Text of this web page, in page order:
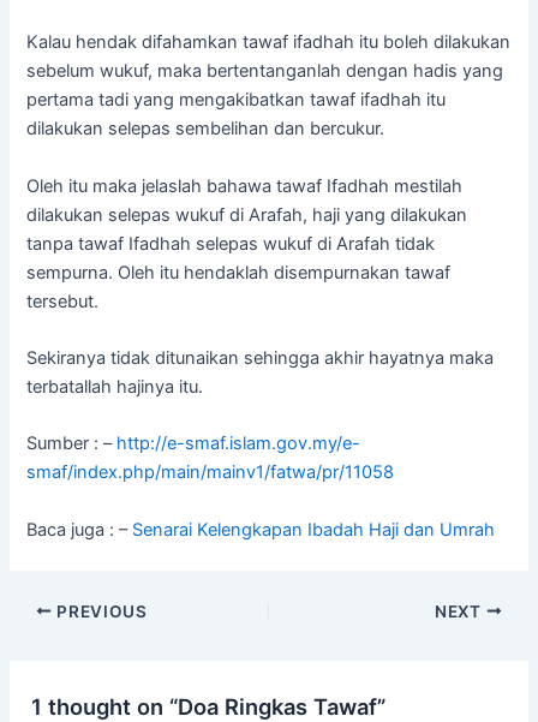
Kalau hendak difahamkan tawaf ifadhah itu boleh dilakukan
sebelum wukuf, maka bertentanganlah dengan hadis yang
pertama tadi yang mengakibatkan tawaf ifadhah itu
dilakukan selepas sembelihan dan bercukur.
Oleh itu maka jelaslah bahawa tawaf Ifadhah mestilah
dilakukan selepas wukuf di Arafah, haji yang dilakukan
tanpa tawaf Ifadhah selepas wukuf di Arafah tidak
sempurna. Oleh itu hendaklah disempurnakan tawaf
tersebut.
Sekiranya tidak ditunaikan sehingga akhir hayatnya maka
terbatallah hajinya itu.
Sumber : – http://e-smaf.islam.gov.my/e-
smaf/index.php/main/mainv1/fatwa/pr/11058
Baca juga : – Senarai Kelengkapan Ibadah Haji dan Umrah
PREVIOUS NEXT
1 thought on “Doa Ringkas Tawaf”